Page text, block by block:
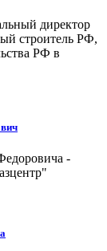
директор
строитель РФ,
РФ в
-